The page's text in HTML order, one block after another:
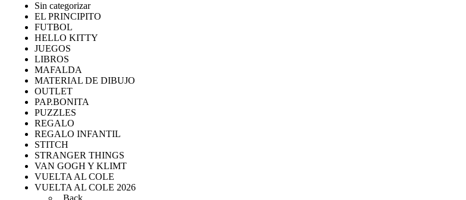
Sin categorizar
EL PRINCIPITO
FUTBOL
HELLO KITTY
JUEGOS
LIBROS
MAFALDA
MATERIAL DE DIBUJO
OUTLET
PAP.BONITA
PUZZLES
REGALO
REGALO INFANTIL
STITCH
STRANGER THINGS
VAN GOGH Y KLIMT
VUELTA AL COLE
VUELTA AL COLE 2026